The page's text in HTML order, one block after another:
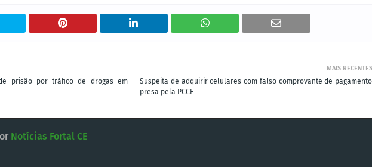
MAIS RECENTES
Suspeita de adquirir celulares com falso comprovante de
presa pela PCCE
prisão por tráfico de drogas em
Notícias Fortal CE